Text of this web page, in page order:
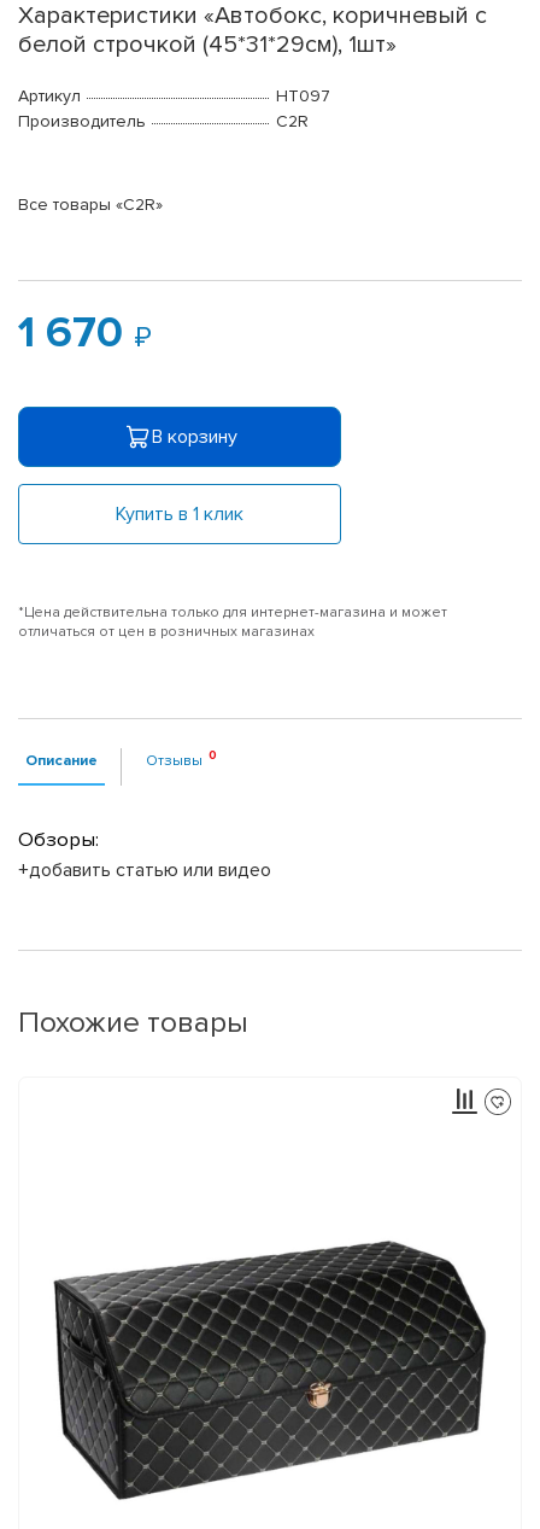
Характеристики «Автобокс, коричневый с
белой строчкой (45*31*29см), 1шт»
Артикул
HT097
Производитель
C2R
Все товары «C2R»
1 670
В корзину
Купить в 1 клик
*Цена действительна только для интернет-магазина и может
отличаться от цен в розничных магазинах
Описание Отзывы
Обзоры:
+добавить статью или видео
Похожие товары